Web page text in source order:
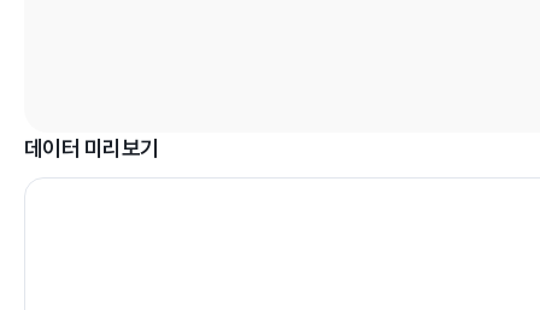
데이터 미리보기